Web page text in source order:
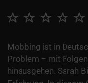
Mobbing ist in
Problem – mit
hinausgehen. Sarah